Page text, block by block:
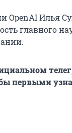
Илья
главного
первыми